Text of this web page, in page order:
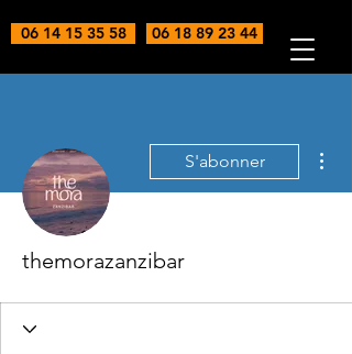
06 14 15 35 58 06 18 89 23 44
S'abonner
themorazanzibar